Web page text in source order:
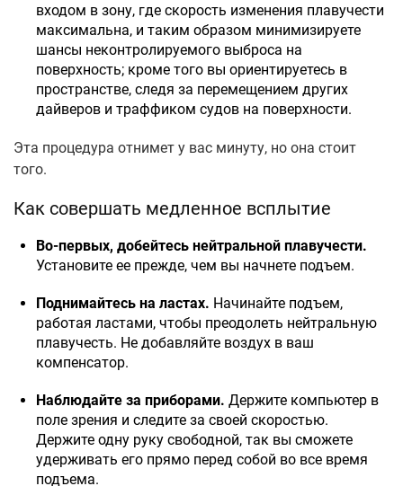
входом в зону, где скорость изменения плавучести
максимальна, и таким образом минимизируете
шансы неконтролируемого выброса на
поверхность; кроме того вы ориентируетесь в
пространстве, следя за перемещением других
дайверов и траффиком судов на поверхности.
Эта процедура отнимет у вас минуту, но она стоит
того.
Как совершать медленное всплытие
Во-первых, добейтесь нейтральной плавучести.
Установите ее прежде, чем вы начнете подъем.
Поднимайтесь на ластах. Начинайте подъем,
работая ластами, чтобы преодолеть нейтральную
плавучесть. Не добавляйте воздух в ваш
компенсатор.
Наблюдайте за приборами. Держите компьютер в
поле зрения и следите за своей скоростью.
Держите одну руку свободной, так вы сможете
удерживать его прямо перед собой во все время
подъема.